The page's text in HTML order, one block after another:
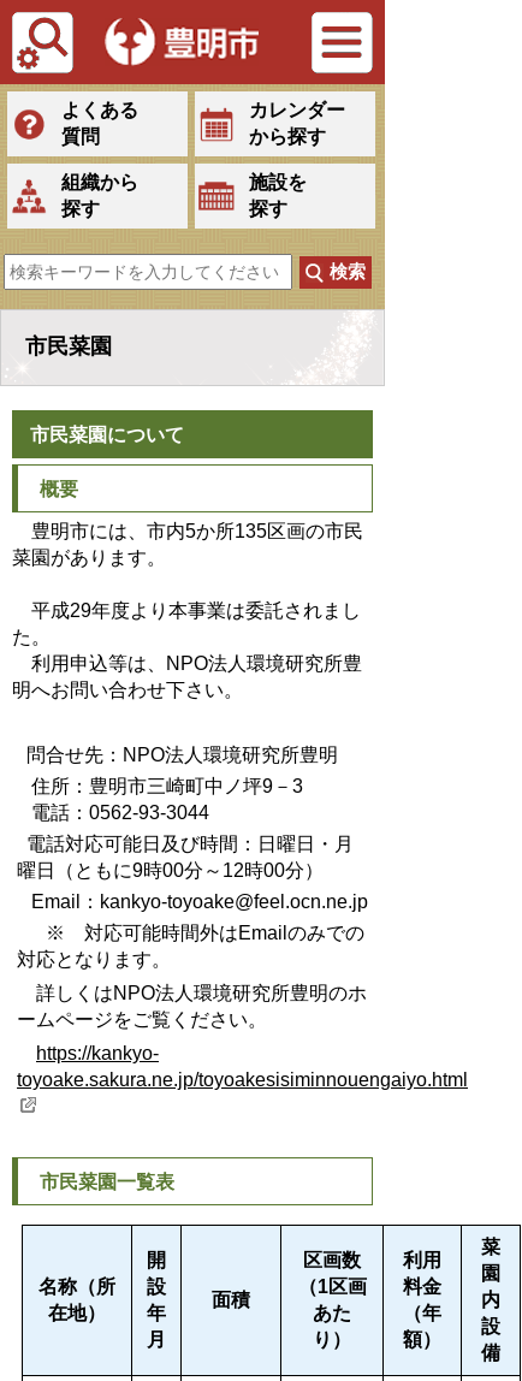
Tiếng Việt
よくある
質問
カレンダー
から探す
組織から
探す
施設を
探す
市民菜園
市民菜園について
概要
豊明市には、市内5か所135区画の市民
菜園があります。
平成29年度より本事業は委託されまし
た。
利用申込等は、NPO法人環境研究所豊
明へお問い合わせ下さい。
問合せ先：NPO法人環境研究所豊明
住所：豊明市三崎町中ノ坪9－3
電話：0562-93-3044
電話対応可能日及び時間：日曜日・月
曜日（ともに9時00分～12時00分）
Email： kankyo-toyoake@feel.ocn.ne.jp
※ 対応可能時間外はEmailのみでの
対応となります。
詳しくはNPO法人環境研究所豊明のホ
ームページをご覧ください。
https://kankyo-
toyoake.sakura.ne.jp/toyoakesisiminnouengaiyo.html
市民菜園一覧表
名称（所
在地）
開
設
年
月
面積
区画数
（1区画
あた
り）
利用
料金
（年
額）
菜
園
内
設
備